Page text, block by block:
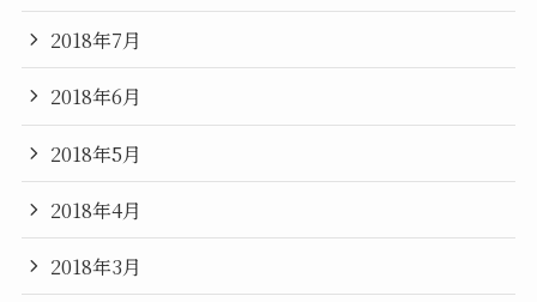
2018年7月
2018年6月
2018年5月
2018年4月
2018年3月